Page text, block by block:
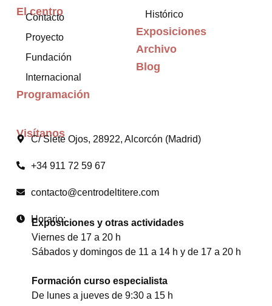
Visítanos
C/ Siete Ojos, 28922, Alcorcón (Madrid)
+34 911 72 59 67
contacto@centrodeltitere.com
Horario:
Exposiciones y otras actividades
Viernes de 17 a 20 h
Sábados y domingos de 11 a 14 h y de 17 a 20 h
Formación curso especialista
De lunes a jueves de 9:30 a 15 h
El centro
Contacto
Proyecto
Fundación
Internacional
Programación
Histórico
Exposiciones
Archivo
Blog